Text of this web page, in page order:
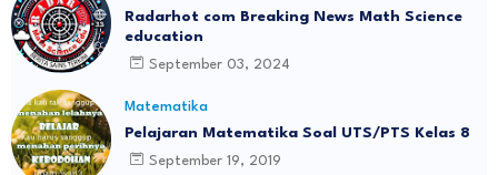
Radarhot com Breaking News Math Science
education
September 03, 2024
Matematika
Pelajaran Matematika Soal UTS/PTS Kelas 8
September 19, 2019